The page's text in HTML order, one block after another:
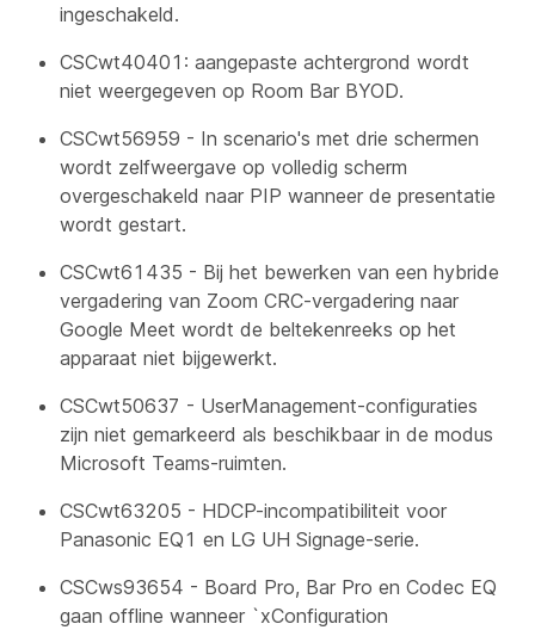
ingeschakeld.
CSCwt40401: aangepaste achtergrond wordt
niet weergegeven op Room Bar BYOD.
CSCwt56959 - In scenario's met drie schermen
wordt zelfweergave op volledig scherm
overgeschakeld naar PIP wanneer de presentatie
wordt gestart.
CSCwt61435 - Bij het bewerken van een hybride
vergadering van Zoom CRC-vergadering naar
Google Meet wordt de beltekenreeks op het
apparaat niet bijgewerkt.
CSCwt50637 - UserManagement-configuraties
zijn niet gemarkeerd als beschikbaar in de modus
Microsoft Teams-ruimten.
CSCwt63205 - HDCP-incompatibiliteit voor
Panasonic EQ1 en LG UH Signage-serie.
CSCws93654 - Board Pro, Bar Pro en Codec EQ
gaan offline wanneer `xConfiguration